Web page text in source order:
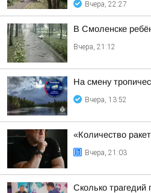
Вчера, 22:27
В Смоленске
Вчера, 21:12
На смену
Вчера, 13:52
«Количество
Вчера, 21:03
Сколько